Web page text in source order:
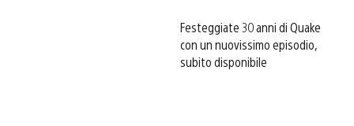
Festeggiate 30 anni di Quake
con un nuovissimo episodio,
subito disponibile